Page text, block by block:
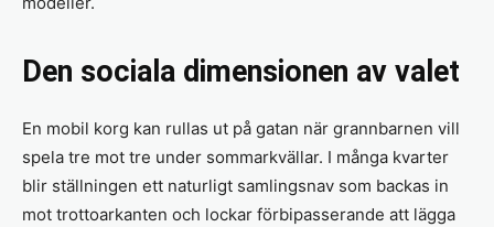
Den sociala dimensionen av valet
En mobil korg kan rullas ut på gatan när grannbarnen vill
spela tre mot tre under sommarkvällar. I många kvarter
blir ställningen ett naturligt samlingsnav som backas in
mot trottoarkanten och lockar förbipasserande att lägga